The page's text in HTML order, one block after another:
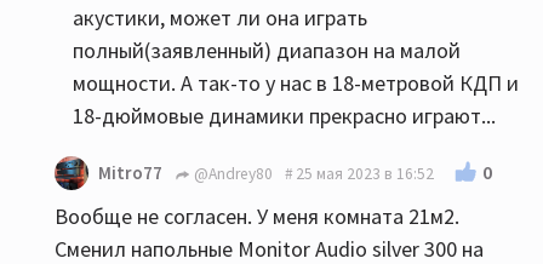
акустики, может ли она играть
полный(заявленный) диапазон на малой
мощности. А так-то у нас в 18-метровой КДП и
18-дюймовые динамики прекрасно играют...
Mitro77 @Andrey80 25 мая 2023 в 16:52 0
Вообще не согласен. У меня комната 21м2.
Сменил напольные Monitor Audio silver 300 на